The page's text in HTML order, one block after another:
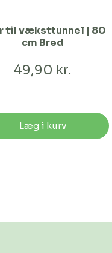
til væksttunnel | 80
cm Bred
49,90 kr.
Læg i kurv